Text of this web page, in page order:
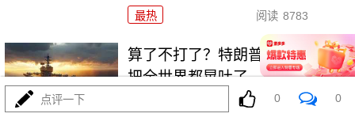
最热 阅读 8783
算了不打了？特朗普这脚刹车，
把全世界都晃吐了
最热
点评一下 0 0